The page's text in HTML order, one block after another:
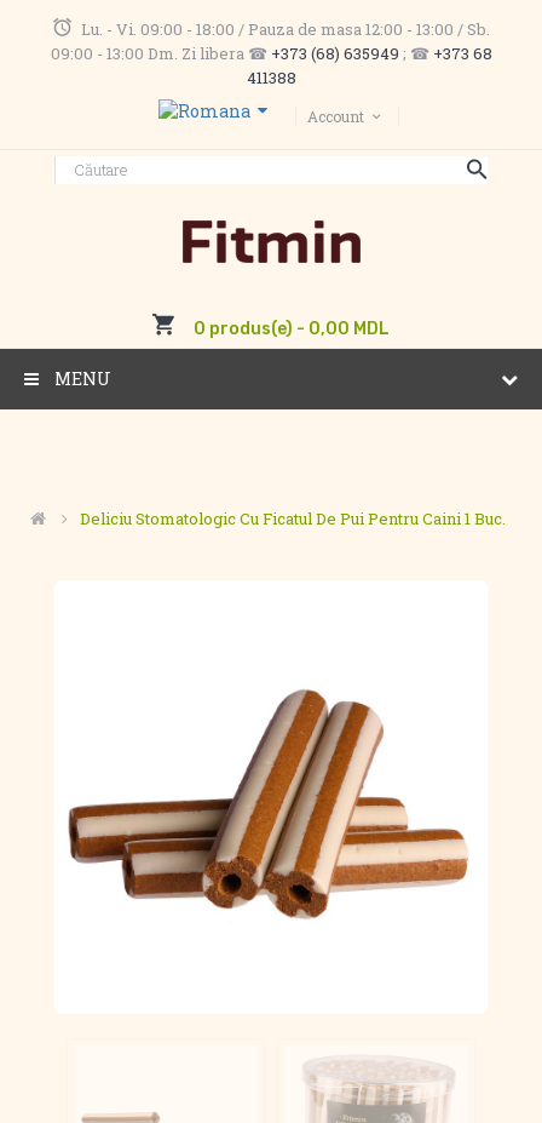
Lu. - Vi. 09:00 - 18:00 / Pauza de masa 12:00 - 13:00 / Sb.
09:00 - 13:00 Dm. Zi libera ☎ +373 (68) 635949 ; ☎ +373 68
411388
Account
0 produs(e) - 0,00 MDL
MENU
Deliciu Stomatologic Cu Ficatul De Pui Pentru Caini 1 Buc.